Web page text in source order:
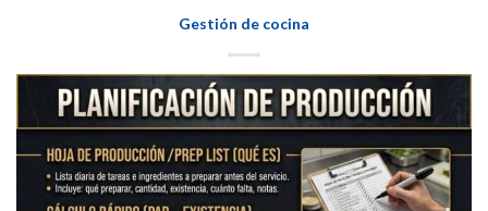
Gestión de cocina